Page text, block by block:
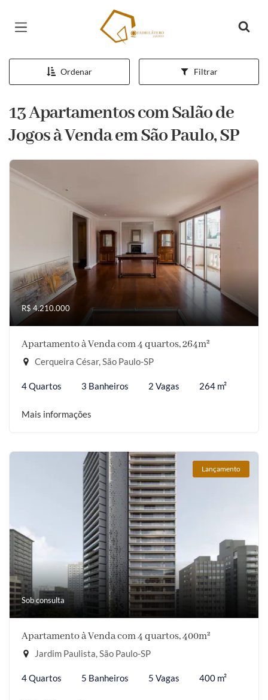
Página inicial
Ordenar Filtrar
13 Apartamentos com Salão de
Jogos à Venda em São Paulo, SP
R$ 4.210.000
Apartamento à Venda com 4 quartos, 264m²
Cerqueira César, São Paulo-SP
4 Quartos 3 Banheiros 2 Vagas 264 m²
Mais informações
Lançamento
Sob consulta
Apartamento à Venda com 4 quartos, 400m²
Jardim Paulista, São Paulo-SP
4 Quartos 5 Banheiros 5 Vagas 400 m²